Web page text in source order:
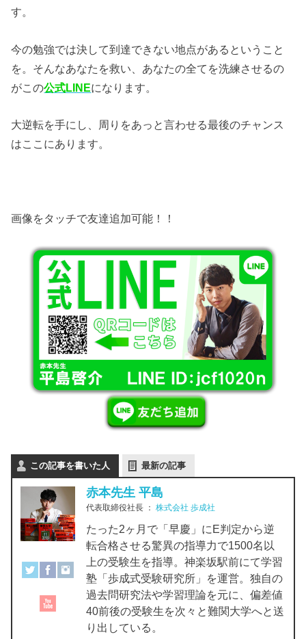
す。
今の勉強では決して到達できない地点があるということ
を。そんなあなたを救い、あなたの全てを洗練させるの
がこの公式LINEになります。
大逆転を手にし、周りをあっと言わせる最後のチャンス
はここにあります。
画像をタッチで友達追加可能！！
この記事を書いた人 最新の記事
赤本先生 平島
代表取締役社長 ：株式会社 歩成社
たった2ヶ月で「早慶」にE判定から逆
転合格させる驚異の指導力で1500名以
上の受験生を指導。神楽坂駅前にて学習
塾「歩成式受験研究所」を運営。独自の
過去問研究法や学習理論を元に、偏差値
40前後の受験生を次々と難関大学へと送
り出している。